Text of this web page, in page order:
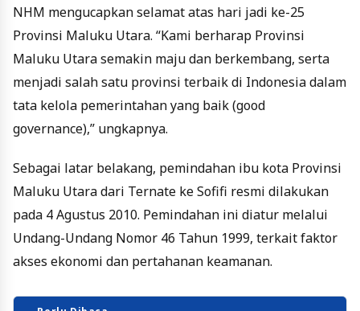
NHM mengucapkan selamat atas hari jadi ke-25
Provinsi Maluku Utara. “Kami berharap Provinsi
Maluku Utara semakin maju dan berkembang, serta
menjadi salah satu provinsi terbaik di Indonesia dalam
tata kelola pemerintahan yang baik (good
governance),” ungkapnya.
Sebagai latar belakang, pemindahan ibu kota Provinsi
Maluku Utara dari Ternate ke Sofifi resmi dilakukan
pada 4 Agustus 2010. Pemindahan ini diatur melalui
Undang-Undang Nomor 46 Tahun 1999, terkait faktor
akses ekonomi dan pertahanan keamanan.